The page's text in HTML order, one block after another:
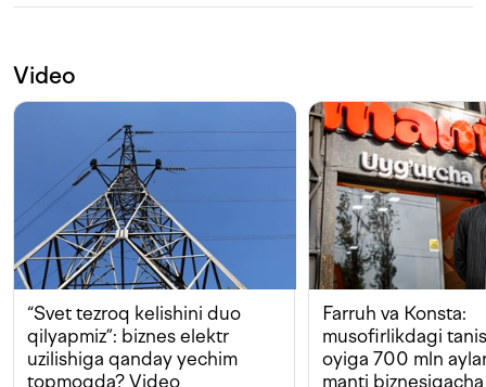
Video
“Svet tezroq kelishini duo
qilyapmiz”: biznes elektr
uzilishiga qanday yechim
topmoqda? Video
Farruh va Konsta:
musofirlikdagi
oyiga 700 mln
manti biznesigacha